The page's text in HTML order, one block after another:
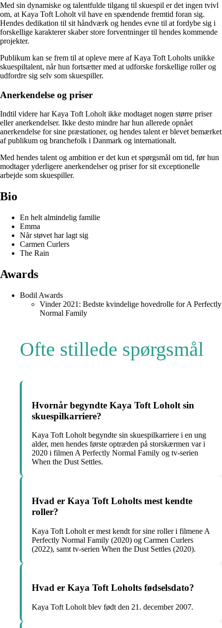
Med sin dynamiske og talentfulde tilgang til skuespil er det ingen tvivl
om, at Kaya Toft Loholt vil have en spændende fremtid foran sig.
Hendes dedikation til sit håndværk og hendes evne til at fordybe sig i
forskellige karakterer skaber store forventninger til hendes kommende
projekter.
Publikum kan se frem til at opleve mere af Kaya Toft Loholts unikke
skuespiltalent, når hun fortsætter med at udforske forskellige roller og
udfordre sig selv som skuespiller.
Anerkendelse og priser
Indtil videre har Kaya Toft Loholt ikke modtaget nogen større priser
eller anerkendelser. Ikke desto mindre har hun allerede opnået
anerkendelse for sine præstationer, og hendes talent er blevet bemærket
af publikum og branchefolk i Danmark og internationalt.
Med hendes talent og ambition er det kun et spørgsmål om tid, før hun
modtager yderligere anerkendelser og priser for sit exceptionelle
arbejde som skuespiller.
Bio
En helt almindelig familie
Emma
Når støvet har lagt sig
Carmen Curlers
The Rain
Awards
Bodil Awards
Vinder 2021: Bedste kvindelige hovedrolle for A Perfectly
Normal Family
Ofte stillede spørgsmål
Hvornår begyndte Kaya Toft Loholt sin
skuespilkarriere?
Kaya Toft Loholt begyndte sin skuespilkarriere i en ung
alder, men hendes første optræden på storskærmen var i
2020 i filmen A Perfectly Normal Family og tv-serien
When the Dust Settles.
Hvad er Kaya Toft Loholts mest kendte
roller?
Kaya Toft Loholt er mest kendt for sine roller i filmene A
Perfectly Normal Family (2020) og Carmen Curlers
(2022), samt tv-serien When the Dust Settles (2020).
Hvad er Kaya Toft Loholts fødselsdato?
Kaya Toft Loholt blev født den 21. december 2007.